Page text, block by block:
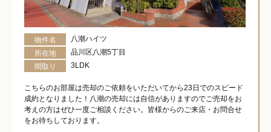
物件名
八潮ハイツ
所在地
品川区八潮5丁目
間取り
3LDK
こちらのお部屋は売却のご依頼をいただいてから23日でのスピード
成約となりました！八潮の売却には自信がありますのでご売却をお
考えの方はぜひ一度ご相談ください。皆様からのご来店・お問合せ
をお待ちしております。